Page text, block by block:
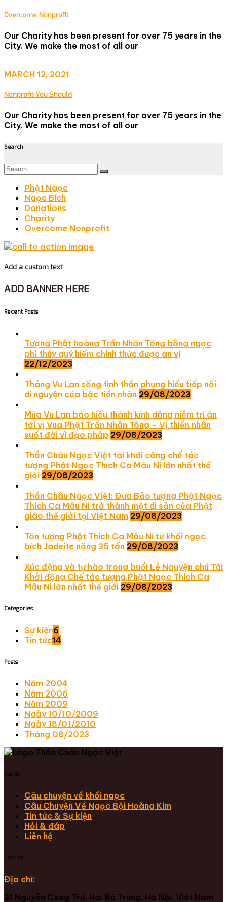
Overcome Nonprofit
Our Charity has been present for over 75 years in the
City. We make the most of all our
MARCH 12, 2021
Nonprofit You Should
Our Charity has been present for over 75 years in the
City. We make the most of all our
Search
Phật Ngọc
Ngọc Bích
Donations
Charity
Overcome Nonprofit
Add a custom text
ADD BANNER HERE
Recent Posts
Tượng Phật hoàng Trần Nhân Tông bằng ngọc
phỉ thúy quý hiếm chính thức được an vị
22/12/2023
Tháng Vu Lan sống tinh thần phụng hiếu tiếp nối
di nguyện của bậc tiền nhân 29/08/2023
Mùa Vu Lan báo hiếu thành kính dâng niềm tri ân
tới vị Vua Phật Trần Nhân Tông – Vị thiền nhân
suốt đời vì đạo pháp 29/08/2023
Thần Châu Ngọc Việt tái khởi công chế tác
tượng Phật Ngọc Thích Ca Mâu Ni lớn nhất thế
giới 29/08/2023
Thần Châu Ngọc Việt: Đưa Bảo tượng Phật Ngọc
Thích Ca Mâu Ni trở thành một di sản của Phật
giáo thế giới tại Việt Nam 29/08/2023
Tôn tượng Phật Thích Ca Mâu Ni từ khối ngọc
bích Jadeite nặng 35 tấn 29/08/2023
Xúc động và tự hào trong buổi Lễ Nguyện chú Tái
Khởi động Chế tác tượng Phật Ngọc Thích Ca
Mâu Ni lớn nhất thế giới 29/08/2023
Categories
Sự kiện6
Tin tức14
Posts
Năm 2004
Năm 2006
Năm 2009
Ngày 10/10/2009
Ngày 18/01/2010
Tháng 08/2023
Menu
Câu chuyện về khối ngọc
Câu Chuyện Về Ngọc Bội Hoàng Kim
Tin tức & Sự kiện
Hỏi & đáp
Liên hệ
Liên hệ
Địa chỉ:
31 Nguyễn Công Trứ, Hai Bà Trưng, Hà Nội, Việt Nam